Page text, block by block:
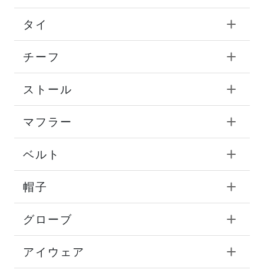
タイ
チーフ
ストール
マフラー
ベルト
帽子
グローブ
アイウェア